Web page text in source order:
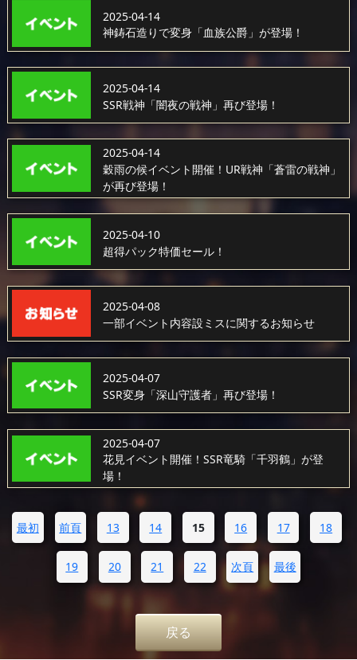
2025-04-14
神鋳石造りで変身「血族公爵」が登場！
2025-04-14
SSR戦神「闇夜の戦神」再び登場！
2025-04-14
穀雨の候イベント開催！UR戦神「蒼雷の戦神」
が再び登場！
2025-04-10
超得パック特価セール！
2025-04-08
一部イベント内容設ミスに関するお知らせ
2025-04-07
SSR変身「深山守護者」再び登場！
2025-04-07
花見イベント開催！SSR竜騎「千羽鶴」が登
場！
最初 前頁 13 14 15 16 17 18
19 20 21 22 次頁 最後
戻る